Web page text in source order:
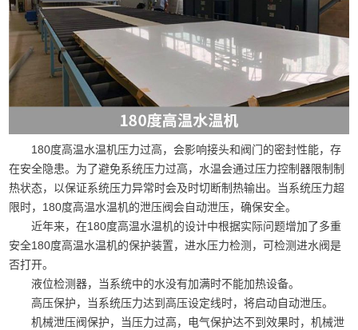
180度高温水温机压力过高，会影响接头和阀门的密封性能，存
在安全隐患。为了避免系统压力过高，水温会通过压力控制器限制制
热状态，以保证系统压力异常时会及时切断制热输出。当系统压力超
限时，180度高温水温机的泄压阀会自动泄压，确保安全。
近年来，在180度高温水温机的设计中根据实际问题增加了多重
安全180度高温水温机的保护装置，进水压力检测，可检测进水阀是
否打开。
液位检测器，当系统中的水没有加满时不能加热设备。
高压保护，当系统压力达到高压设定线时，将启动自动泄压。
机械泄压阀保护，当压力过高，电气保护达不到效果时，机械泄